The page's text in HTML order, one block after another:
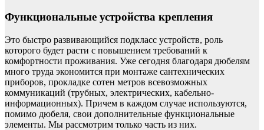
Функциональные устройства крепления
Это быстро развивающийся подкласс устройств, роль
которого будет расти с повышением требований к
комфортности проживания. Уже сегодня благодаря дюбелям
много труда экономится при монтаже сантехнических
приборов, прокладке сотен метров всевозможных
коммуникаций (трубных, электрических, кабельно-
информационных). Причем в каждом случае используются,
помимо дюбеля, свои дополнительные функциональные
элементы. Мы рассмотрим только часть из них.